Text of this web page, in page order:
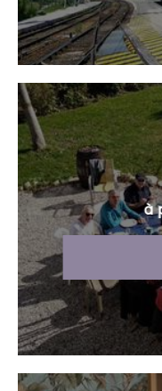
à